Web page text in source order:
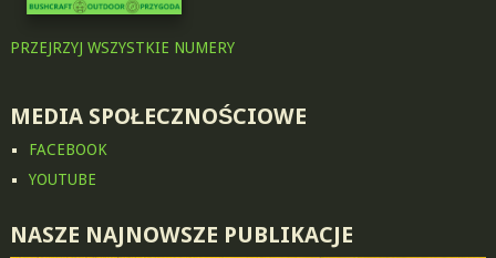
PRZEJRZYJ WSZYSTKIE NUMERY
MEDIA SPOŁECZNOŚCIOWE
FACEBOOK
YOUTUBE
NASZE NAJNOWSZE PUBLIKACJE